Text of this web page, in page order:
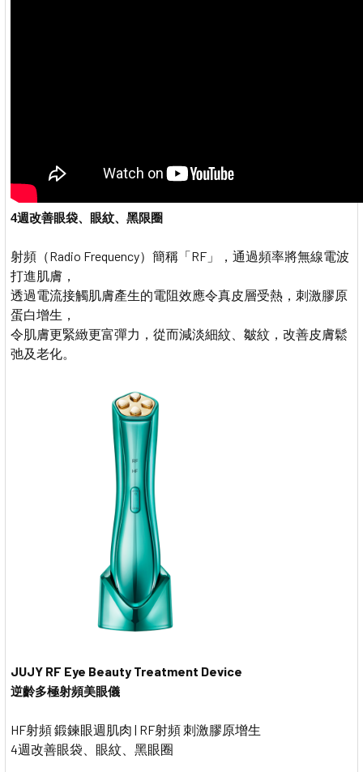
4週改善眼袋、眼紋、黑限圈
射頻（Radio Frequency）簡稱「RF」，通過頻率將無線電波
打進肌膚，
透過電流接觸肌膚產生的電阻效應令真皮層受熱，刺激膠原
蛋白增生，
令肌膚更緊緻更富彈力，從而減淡細紋、皺紋，改善皮膚鬆
弛及老化。
JUJY RF Eye Beauty Treatment Device
逆齡多極射頻美眼儀
HF射頻 鍛鍊眼週肌肉 | RF射頻 刺激膠原增生
4週改善眼袋、眼紋、黑眼圈